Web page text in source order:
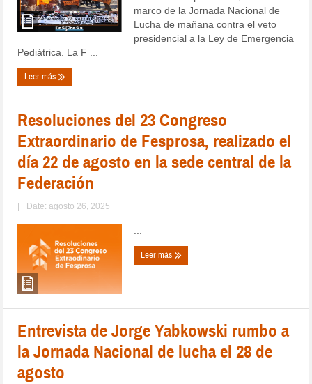
marco de la Jornada Nacional de
Lucha de mañana contra el veto
presidencial a la Ley de Emergencia
Pediátrica. La F ...
Leer más
Resoluciones del 23 Congreso
Extraordinario de Fesprosa, realizado el
día 22 de agosto en la sede central de la
Federación
| Date: agosto 26, 2025
Leer más
Entrevista de Jorge Yabkowski rumbo a
la Jornada Nacional de lucha el 28 de
agosto